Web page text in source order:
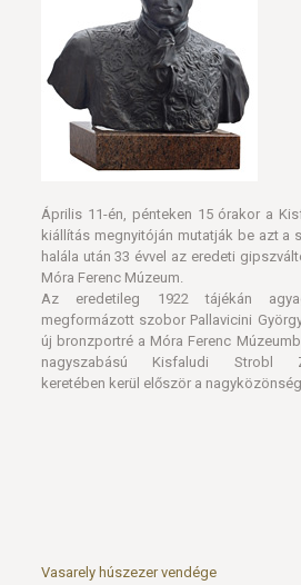
Április 11-én, pénteken 15 órakor a
kiállítás megnyitóján mutatják be azt a
halála után 33 évvel az eredeti
Móra Ferenc Múzeum.
Az eredetileg 1922 tájékán
megformázott szobor Pallavicini
új bronzportré a Móra Ferenc
nagyszabású Kisfaludi Strobl
keretében kerül először a
Vasarely húszezer vendége